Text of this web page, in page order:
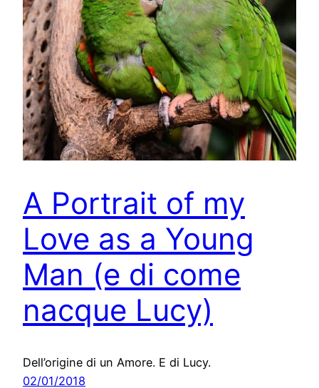
A Portrait of my
Love as a Young
Man (e di come
nacque Lucy)
Dell’origine di un Amore. E di Lucy.
02/01/2018